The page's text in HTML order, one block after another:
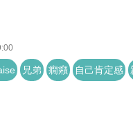
兄弟 癇癪 自己肯定感